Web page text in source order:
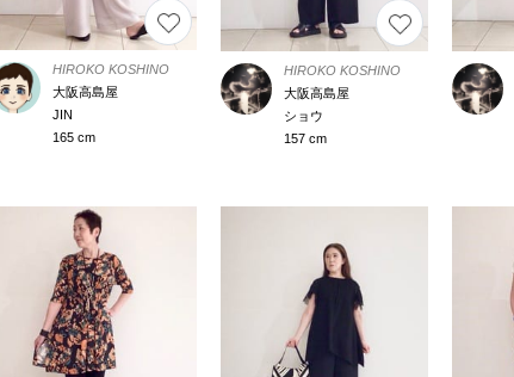
HIROKO KOSHINO
大阪高島屋
JIN
165 cm
HIROKO KOSHINO
大阪高島屋
ショウ
157 cm